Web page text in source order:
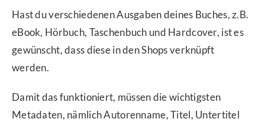
Hast du verschiedenen Ausgaben deines Buches, z.B.
eBook, Hörbuch, Taschenbuch und Hardcover, ist es
gewünscht, dass diese in den Shops verknüpft
werden.
Damit das funktioniert, müssen die wichtigsten
Metadaten, nämlich Autorenname, Titel, Untertitel